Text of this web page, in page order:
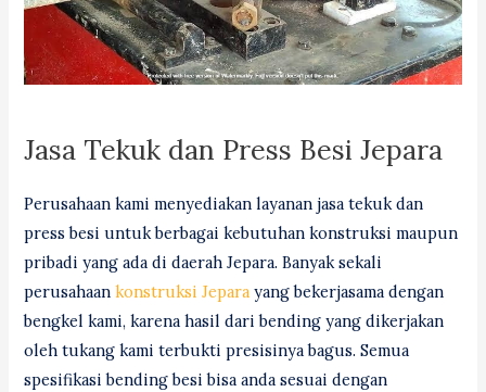
Jasa Tekuk dan Press Besi Jepara
Perusahaan kami menyediakan layanan jasa tekuk dan
press besi untuk berbagai kebutuhan konstruksi maupun
pribadi yang ada di daerah Jepara. Banyak sekali
perusahaankonstruksi Jepara yang bekerjasama dengan
bengkel kami, karena hasil dari bending yang dikerjakan
oleh tukang kami terbukti presisinya bagus. Semua
spesifikasi bending besi bisa anda sesuai dengan